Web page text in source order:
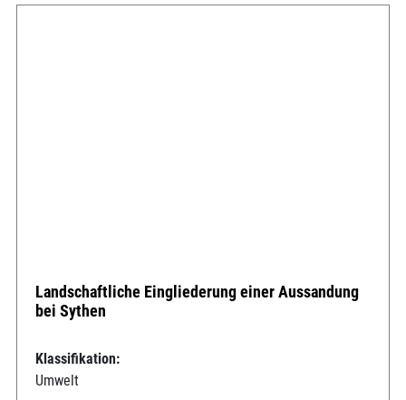
Landschaftliche Eingliederung einer Aussandung
bei Sythen
Klassifikation:
Umwelt